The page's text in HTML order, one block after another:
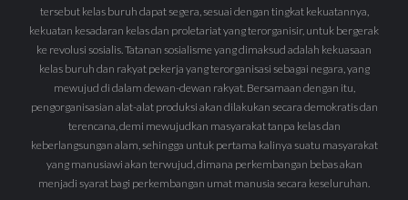
tersebut kelas buruh dapat segera, sesuai dengan tingkat kekuatannya,
kekuatan kesadaran kelas dan proletariat yang terorganisir, untuk bergerak
ke revolusi sosialis. Tatanan sosialisme yang dimaksud adalah kekuasaan
kelas buruh dan rakyat pekerja yang terorganisasi sebagai negara, yang
mewujud di dalam dewan-dewan rakyat. Bersamaan dengan itu,
pengorganisasian alat-alat produksi akan dilakukan secara demokratis dan
terencana, demi mewujudkan masyarakat tanpa kelas dan
keberlangsungan alam, sehingga untuk pertama kalinya suatu masyarakat
yang manusiawi akan terwujud, dimana perkembangan bebas akan
menjadi syarat bagi perkembangan umat manusia secara keseluruhan.